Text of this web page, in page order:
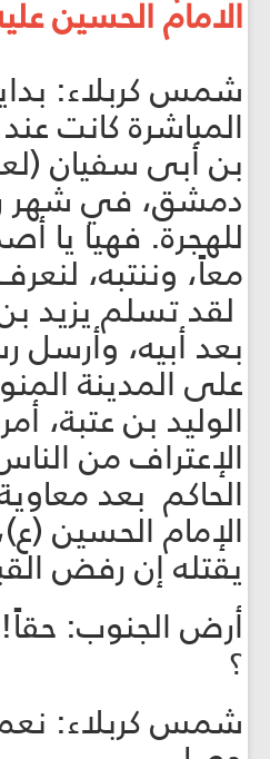
الامام الحسين
شمس كربلاء:
المباشرة كانت
بن أبى سفيان
للهجرة. فهيا يا
معاً، وننتبه،
لقد تسلم يزيد
بعد أبيه، وأرسل
على المدينة
الوليد بن عتبة،
الإعتراف من
الحاكم بعد
الإمام الحسين
يقتله إن رفض
أرض الجنوب:
؟
شمس كربلاء: